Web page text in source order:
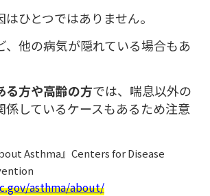
ひとつではありません。
、他の病気が隠れている場合もあ
る方や高齢の方では、喘息以外の
係しているケースもあるため注意
Asthma』Centers for Disease
asthma/about/